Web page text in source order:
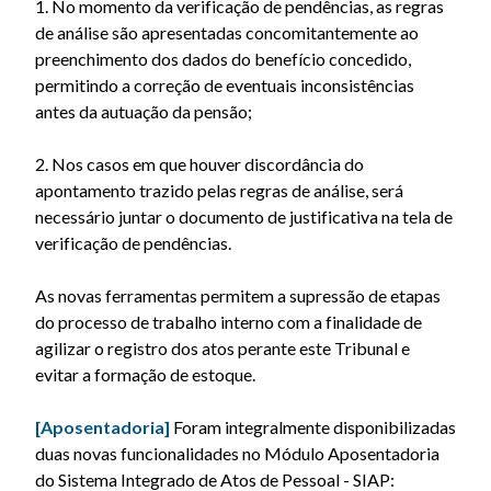
1. No momento da verificação de pendências, as regras
de análise são apresentadas concomitantemente ao
preenchimento dos dados do benefício concedido,
permitindo a correção de eventuais inconsistências
antes da autuação da pensão;
2. Nos casos em que houver discordância do
apontamento trazido pelas regras de análise, será
necessário juntar o documento de justificativa na tela de
verificação de pendências.
As novas ferramentas permitem a supressão de etapas
do processo de trabalho interno com a finalidade de
agilizar o registro dos atos perante este Tribunal e
evitar a formação de estoque.
[Aposentadoria] Foram integralmente disponibilizadas
duas novas funcionalidades no Módulo Aposentadoria
do Sistema Integrado de Atos de Pessoal - SIAP: